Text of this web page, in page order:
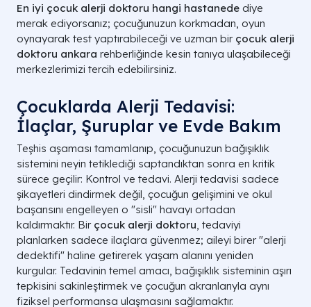
En iyi çocuk alerji doktoru hangi hastanede diye
merak ediyorsanız; çocuğunuzun korkmadan, oyun
oynayarak test yaptırabileceği ve uzman bir çocuk alerji
doktoru ankara rehberliğinde kesin tanıya ulaşabileceği
merkezlerimizi tercih edebilirsiniz.
Çocuklarda Alerji Tedavisi:
İlaçlar, Şuruplar ve Evde Bakım
Teşhis aşaması tamamlanıp, çocuğunuzun bağışıklık
sistemini neyin tetiklediği saptandıktan sonra en kritik
sürece geçilir: Kontrol ve tedavi. Alerji tedavisi sadece
şikayetleri dindirmek değil, çocuğun gelişimini ve okul
başarısını engelleyen o "sisli" havayı ortadan
kaldırmaktır. Bir çocuk alerji doktoru , tedaviyi
planlarken sadece ilaçlara güvenmez; aileyi birer "alerji
dedektifi" haline getirerek yaşam alanını yeniden
kurgular. Tedavinin temel amacı, bağışıklık sisteminin aşırı
tepkisini sakinleştirmek ve çocuğun akranlarıyla aynı
fiziksel performansa ulaşmasını sağlamaktır.